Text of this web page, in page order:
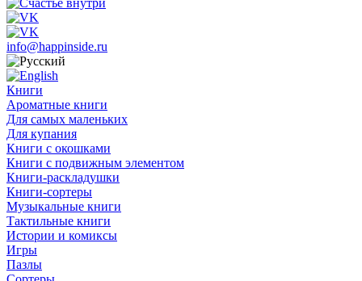
info@happinside.ru
Книги
Ароматные книги
Для самых маленьких
Для купания
Книги с окошками
Книги с подвижным элементом
Книги-раскладушки
Книги-сортеры
Музыкальные книги
Тактильные книги
Истории и комиксы
Игры
Пазлы